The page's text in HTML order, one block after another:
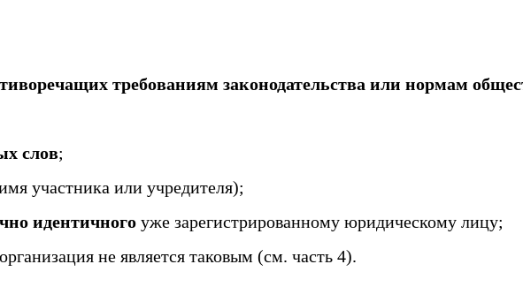
требованиям законодательства или нормам
слов;
участника или учредителя);
идентичного уже зарегистрированному юридическому лицу;
не является таковым (см. часть 4).